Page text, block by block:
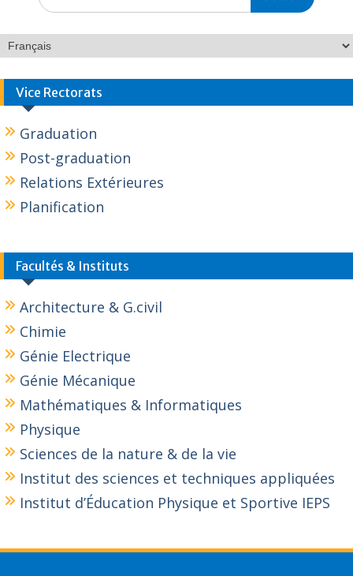
Vice Rectorats
Graduation
Post-graduation
Relations Extérieures
Planification
Facultés & Instituts
Architecture & G.civil
Chimie
Génie Electrique
Génie Mécanique
Mathématiques & Informatiques
Physique
Sciences de la nature & de la vie
Institut des sciences et techniques appliquées
Institut d’Éducation Physique et Sportive IEPS